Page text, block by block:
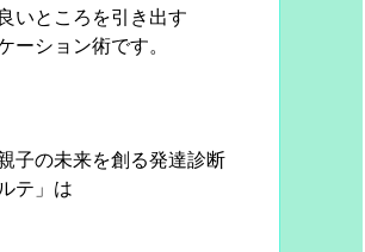
いところを引き出す
ーション術です。
子の未来を創る発達診断
テ」は